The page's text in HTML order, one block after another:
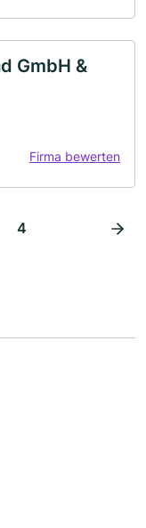
GmbH &
Firma bewerten
4